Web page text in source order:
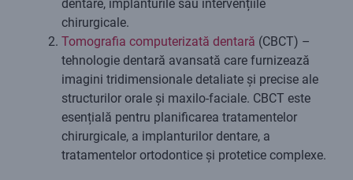
dentare, implanturile sau intervențiile
chirurgicale.
Tomografia computerizată dentară (CBCT) –
tehnologie dentară avansată care furnizează
imagini tridimensionale detaliate și precise ale
structurilor orale și maxilo-faciale. CBCT este
esențială pentru planificarea tratamentelor
chirurgicale, a implanturilor dentare, a
tratamentelor ortodontice și protetice complexe.